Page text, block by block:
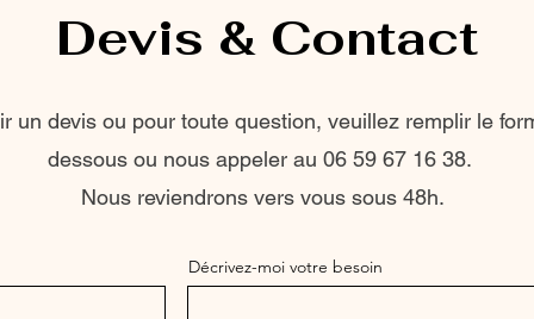
Devis & Contact
un devis ou pour toute question, veuillez remplir le
dessous ou nous appeler au 06 59 67 16 38.
Nous reviendrons vers vous sous 48h.
Décrivez-moi votre besoin